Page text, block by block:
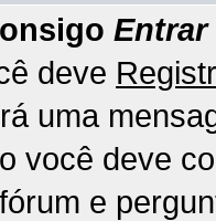
Entrar
deve
uma
você deve
e